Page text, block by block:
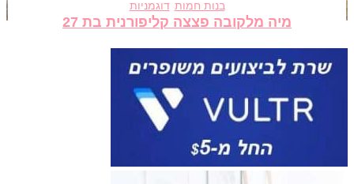
בנות חמות דוגמניות
מיה מלקובה פצצה קליפורנית בת 27